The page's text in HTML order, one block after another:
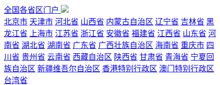
全国各省区门户
北京市 天津市 河北省 山西省 内蒙古自治区 辽宁省 吉林省 黑
龙江省
上海市 江苏省 浙江省 安徽省 福建省 江西省 山东省 河
南省 湖北省 湖南省 广东省 广西壮族自治区 海南省 重庆市 四
川省 贵州省 云南省 西藏自治区 陕西省 甘肃省 青海省 宁夏回
族自治区 新疆维吾尔自治区 香港特别行政区 澳门特别行政区
台湾省